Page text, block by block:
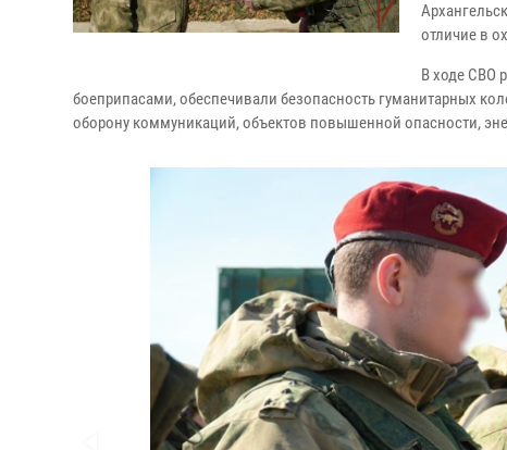
отличие в
В ходе СВО
боеприпасами, обеспечивали безопасность гуманитарных
оборону коммуникаций, объектов повышенной опасности,